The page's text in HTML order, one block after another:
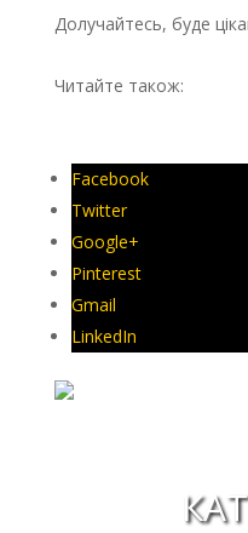
Долучайтесь, буде
Читайте також:
Facebook
Twitter
Google+
Pinterest
Gmail
LinkedIn